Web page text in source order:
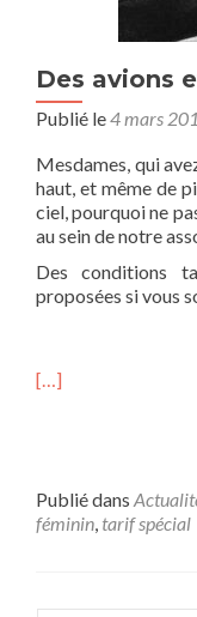
Des avions
Publié le4 mars
Mesdames, qui
haut, et même de
ciel, pourquoi ne
au sein de notre
Des conditions
proposées si vous
[…]
Publié dans
féminin, tarif spécial